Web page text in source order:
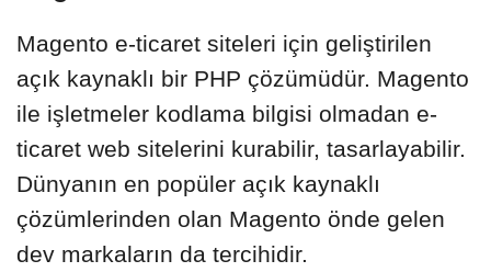
Magento e-ticaret siteleri için geliştirilen
açık kaynaklı bir PHP çözümüdür. Magento
ile işletmeler kodlama bilgisi olmadan e-
ticaret web sitelerini kurabilir, tasarlayabilir.
Dünyanın en popüler açık kaynaklı
çözümlerinden olan Magento önde gelen
dev markaların da tercihidir.